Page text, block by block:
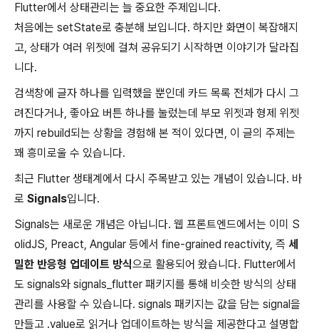
Flutter에서 상태관리는 늘 중요한 주제입니다.
처음에는 setState로 충분해 보입니다. 하지만 화면이 복잡해지
고, 상태가 여러 위젯에 걸쳐 공유되기 시작하면 이야기가 달라집
니다.
검색창에 글자 하나를 입력했을 뿐인데 카드 목록 전체가 다시 그
려진다거나, 좋아요 버튼 하나를 눌렀는데 부모 위젯과 형제 위젯
까지 rebuild되는 상황을 경험해 본 적이 있다면, 이 글의 주제는
꽤 흥미로울 수 있습니다.
최근 Flutter 생태계에서 다시 주목받고 있는 개념이 있습니다. 바
로 Signals입니다.
Signals는 새로운 개념은 아닙니다. 웹 프론트엔드에서는 이미 S
olidJS, Preact, Angular 등에서 fine-grained reactivity, 즉 세
밀한 반응형 업데이트 방식으로 활용되어 왔습니다. Flutter에서
도 signals와 signals_flutter 패키지를 통해 비슷한 방식의 상태
관리를 사용할 수 있습니다. signals 패키지는 값을 담는 signal을
만들고 .value로 읽거나 업데이트하는 방식을 제공한다고 설명합